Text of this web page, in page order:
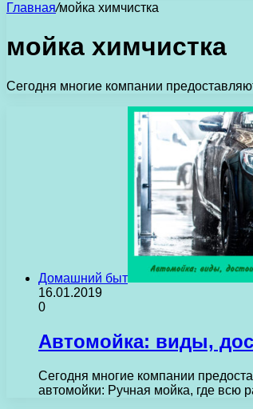
Главная/мойка химчистка
мойка химчистка
Сегодня многие компании
Домашний быт
16.01.2019
0
Автомойка: виды,
Сегодня многие компании
автомойки: Ручная мойка, где всю